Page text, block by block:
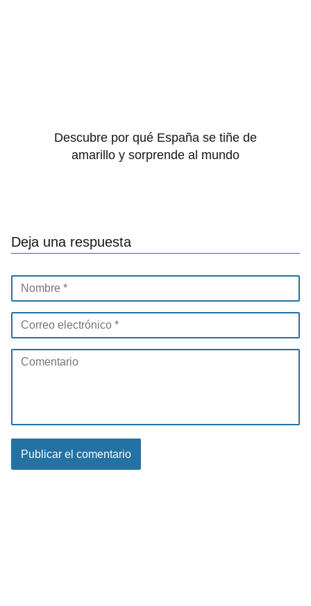
Descubre por qué España se tiñe de
amarillo y sorprende al mundo
Deja una respuesta